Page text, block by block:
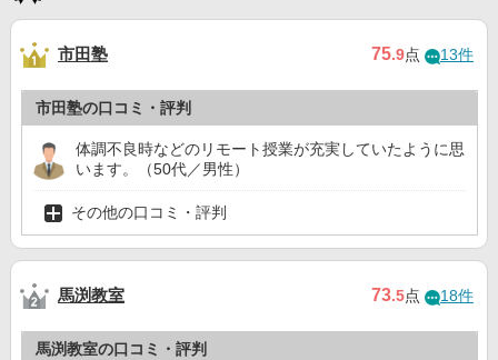
市田塾 75.9点 13件
市田塾の口コミ・評判
体調不良時などのリモート授業が充実していたように思
います。（50代／男性）
その他の口コミ・評判
馬渕教室 73.5点 18件
馬渕教室の口コミ・評判